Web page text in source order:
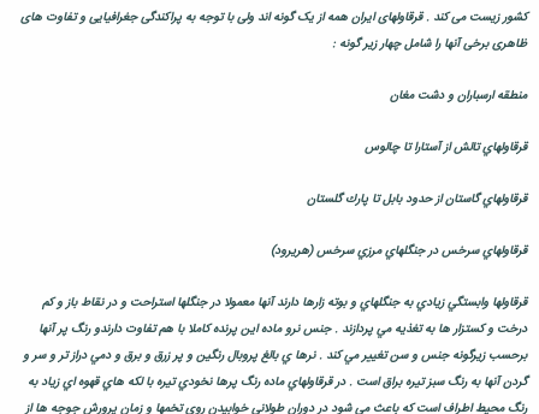
کشور زیست می کند . قرقاولهای ایران همه از یک گونه اند ولی با توجه به پراکندگی جغرافیایی و تفاوت های
ظاهری برخی آنها را شامل چهار زير گونه :
منطقه ارسباران و دشت مغان
قرقاولهاي تالش از آستارا تا چالوس
قرقاولهاي گاستان از حدود بابل تا پارك گلستان
قرقاولهاي سرخس در جنگلهاي مرزي سرخس (هريرود)
قرقاولها وابستگي زيادي به جنگلهاي و بوته زارها دارند آنها معمولا در جنگلها استراحت و در نقاط باز و كم
درخت و كستزار ها به تغذيه مي پردازند . جنس نرو ماده اين پرنده كاملا با هم تفاوت دارندو رنگ پر آنها
برحسب زيرگونه جنس و سن تغيير مي كند . نرها ي بالغ پروبال رنگين و پر زرق و برق و دمي دراز تر و سر و
گردن آنها به رنگ سبز تيره براق است . در قرقاولهاي ماده رنگ پرها نخودي تيره با لكه هاي قهوه اي زياد به
رنگ محيط اطراف است كه باعث مي شود در دوران طولاني خوابيدن روي تخمها و زمان پرورش جوجه ها از